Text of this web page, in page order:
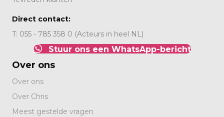
Direct contact:
T: 055 - 785 358 0 (Acteurs in heel NL)
Stuur ons een WhatsApp-bericht
Over ons
Over ons
Over Chris
Meest gestelde vragen